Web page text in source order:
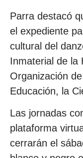
Parra destacó
el expediente
cultural del
Inmaterial de la
Organización
Educación, la
Las jornadas
plataforma
cerrarán el